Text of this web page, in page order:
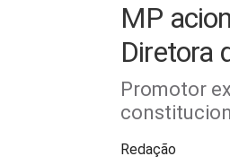
MP
Diretora
Promotor
Redação